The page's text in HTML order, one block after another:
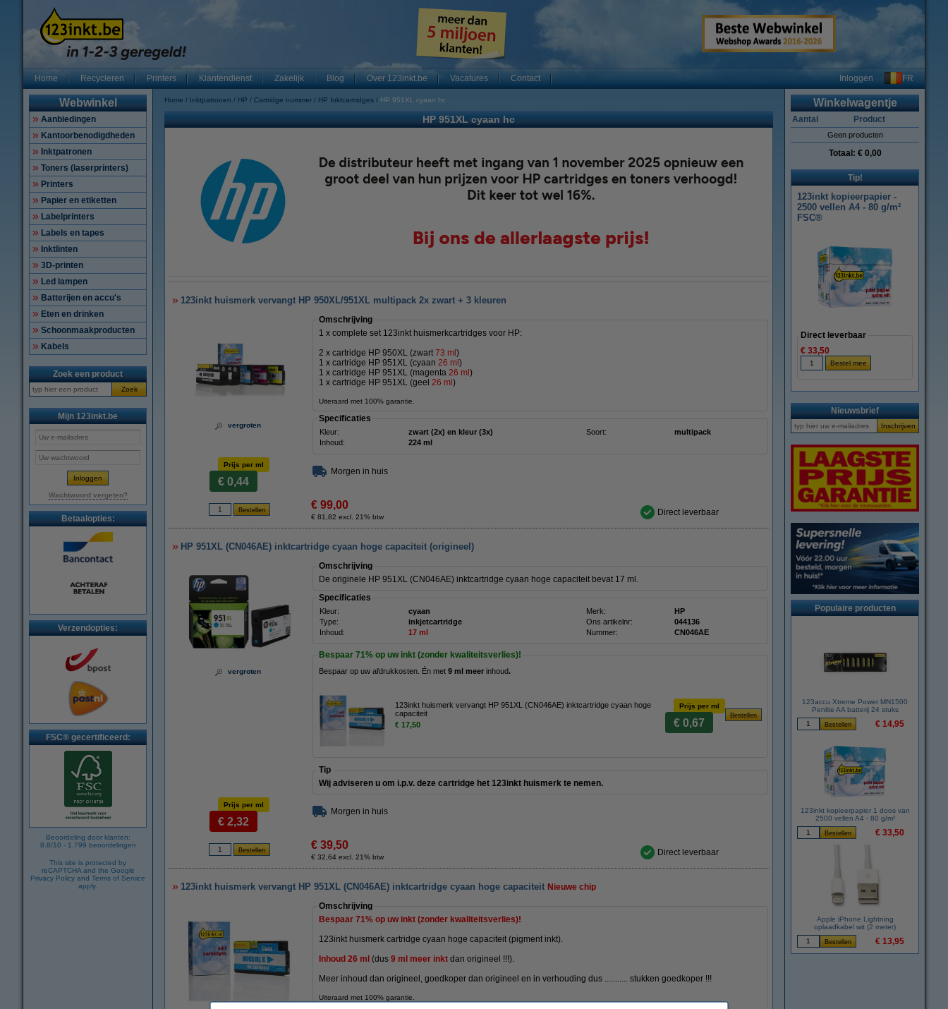
Home Recycleren Printers Klantendienst Zakelijk Blog Over 123inkt.be Vacatures Contact Inloggen FR
Webwinkel
Aanbiedingen
Kantoorbenodigdheden
Inktpatronen
Toners (laserprinters)
Printers
Papier en etiketten
Labelprinters
Labels en tapes
Inktlinten
3D-printen
Led lampen
Batterijen en accu's
Eten en drinken
Schoonmaakproducten
Kabels
Zoek een product
Zoek
Mijn 123inkt.be
Wachtwoord vergeten?
Betaalopties:
Verzendopties:
FSC® gecertificeerd:
Beoordeling door klanten:
8.8/10 - 1.799 beoordelingen
This site is protected by
reCAPTCHA and the Google
Privacy Policy and Terms of Service
apply.
Home Inktpatronen HP Cartridge nummer HP Inktcartridges HP 951XL cyaan hc
HP 951XL cyaan hc
123inkt huismerk vervangt HP 950XL/951XL multipack 2x zwart + 3 kleuren
vergroten
Omschrijving
1 x complete set 123inkt huismerkcartridges voor HP:
2 x cartridge HP 950XL (zwart 73 ml )
1 x cartridge HP 951XL (cyaan 26 m )
1 x cartridge HP 951XL (magenta 26 ml )
1 x cartridge HP 951XL (geel 26 ml )
Uiteraard met 100% garantie.
Specificaties
Kleur: zwart (2x) en kleur (3x) Soort:
multipack
Inhoud:
224 ml
Prijs per ml
€ 0,44
Morgen in huis
€ 99,00
€ 81,82 excl. 21% btw Direct leverbaar
HP 951XL (CN046AE) inktcartridge cyaan hoge capaciteit (origineel)
vergroten
Omschrijving
De originele HP 951XL (CN046AE) inktcartridge cyaan hoge capaciteit bevat 17 ml.
Specificaties
Kleur: cyaan Merk:
HP
Type:
inkjetcartridge Ons artikelnr:
044136
Inhoud:
17 ml Nummer: CN046AE
Bespaar 71% op uw inkt (zonder kwaliteitsverlies)!
Bespaar op uw afdrukkosten. Én met 9 ml meer inhoud.
123inkt huismerk vervangt HP 951XL (CN046AE) inktcartridge cyaan hoge
capaciteit
€ 17,50
Prijs per ml
€ 0,67
Tip
Wij adviseren u om i.p.v. deze cartridge het 123inkt huismerk te nemen.
Prijs per ml
€ 2,32
Morgen in huis
€ 39,50
€ 32,64 excl. 21% btw Direct leverbaar
123inkt huismerk vervangt HP 951XL (CN046AE) inktcartridge cyaan hoge capaciteit Nieuwe chip
Omschrijving
Bespaar 71% op uw inkt (zonder kwaliteitsverlies)!
123inkt huismerk cartridge cyaan hoge capaciteit (pigment inkt).
Inhoud 26 ml (dus 9 ml meer inkt dan origineel !!!).
Meer inhoud dan origineel, goedkoper dan origineel en in verhouding dus ........... stukken goedkoper !!!
Uiteraard met 100% garantie.
Winkelwagentje
Aantal Product
Geen producten
Totaal: € 0,00
Tip!
123inkt kopieerpapier -
2500 vellen A4 - 80 g/m²
FSC®
Direct leverbaar
€ 33,50
Nieuwsbrief
Populaire producten
123accu Xtreme Power MN1500
Penlite AA batterij 24 stuks
€ 14,95
123inkt kopieerpapier 1 doos van
2500 vellen A4 - 80 g/m²
€ 33,50
Apple iPhone Lightning
oplaadkabel wit (2 meter)
€ 13,95